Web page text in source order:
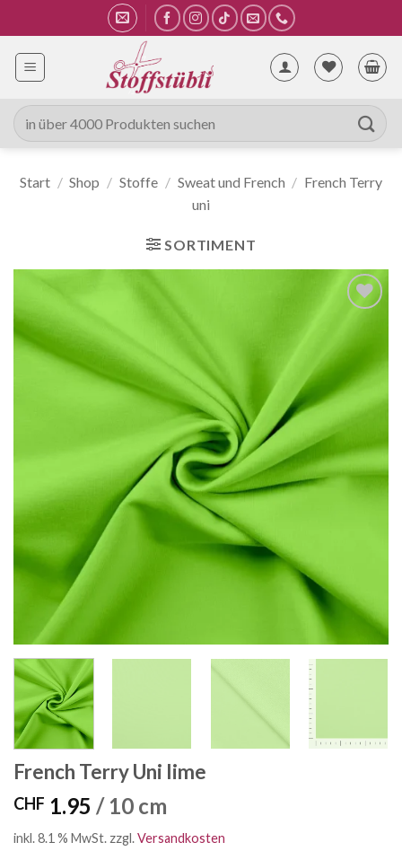
Inhalt
springen
Suche
nach:
Start / Shop / Stoffe / Sweat und French / French Terry
uni
SORTIMENT
French Terry Uni lime
CHF 1.95 / 10 cm
inkl. 8.1 % MwSt. zzgl.Versandkosten